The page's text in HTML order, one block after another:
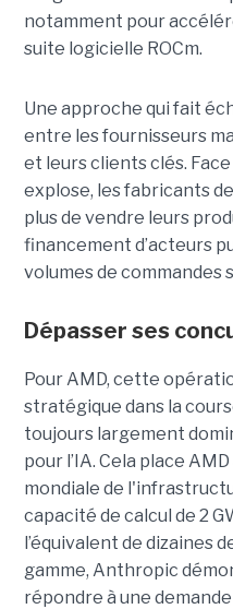
notamment pour
suite logicielle ROCm.
Une approche qui fait
entre les fournisseurs
et leurs clients clés.
explose, les fabricants
plus de vendre leurs
financement d’acteurs
volumes de commandes
Dépasser ses
Pour AMD, cette
stratégique dans la
toujours largement
pour l’IA. Cela place
mondiale de
capacité de calcul de 2
l’équivalent de dizaines
gamme, Anthropic
répondre à une